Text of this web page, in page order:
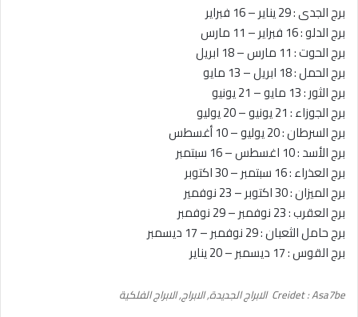
برج الجدى : 29 يناير – 16 فبراير
برج الدلو : 16 فبراير – 11 مارس
برج الحوت : 11 مارس – 18 ابريل
برج الحمل : 18 ابريل – 13 مايو
برج الثور : 13 مايو – 21 يونيو
برج الجوزاء : 21 يونيو – 20 يوليو
برج السرطان : 20 يوليو – 10 أغسطس
برج الأسد : 10 اغسطس – 16 سبتمبر
برج العذراء : 16 سبتمبر – 30 اكتوبر
برج الميزان : 30 اكتوبر – 23 نوفمير
برج العقرب : 23 نوفمبر – 29 نوفمبر
برج حامل الثعبان : 29 نوفمبر – 17 ديسمبر
برج القوس : 17 ديسمبر – 20 يناير
Creidet : Asa7be الابراج الجديدة, الابراج, الابراج الفلكية